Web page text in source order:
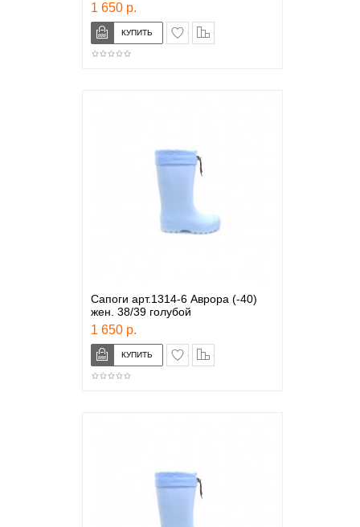
1 650 р.
в закладки
Сапоги арт.1314-6 Аврора (-40)
жен. 38/39 голубой
1 650 р.
в закладки